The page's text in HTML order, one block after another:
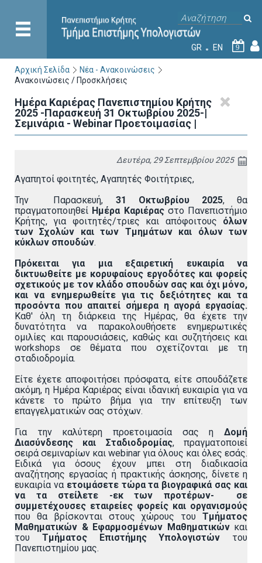
GR EN 9
Αρχική Σελίδα
Νέα - Ανακοινώσεις
Ανακοινώσεις / Προσκλήσεις
Ημέρα Καριέρας Πανεπιστημίου Κρήτης
2025 -Παρασκευή 31 Οκτωβρίου 2025-|
Σεμινάρια - Webinar Προετοιμασίας |
Δευτέρα, 29 Σεπτεμβρίου 2025
Αγαπητοί φοιτητές, Αγαπητές Φοιτήτριες,
Την Παρασκευή, 31 Οκτωβρίου 2025, θα
πραγματοποιηθεί Ημέρα Καριέραςστο Πανεπιστήμιο
Κρήτης, για φοιτητές/τριες και απόφοιτους όλων
των Σχολών και των Τμημάτων και όλων των
κύκλων σπουδών.
Πρόκειται για μια εξαιρετική ευκαιρία να
δικτυωθείτε με κορυφαίους εργοδότες και φορείς
σχετικούς με τον κλάδο σπουδών σας και όχι μόνο,
και να ενημερωθείτε για τις δεξιότητες και τα
προσόντα που απαιτεί σήμερα η αγορά εργασίας.
Καθ' όλη τη διάρκεια της Ημέρας, θα έχετε την
δυνατότητα να παρακολουθήσετε ενημερωτικές
ομιλίες και παρουσιάσεις, καθώς και συζητήσεις και
workshops σε θέματα που σχετίζονται με τη
σταδιοδρομία.
Είτε έχετε αποφοιτήσει πρόσφατα, είτε σπουδάζετε
ακόμη, η Ημέρα Καριέρας είναι ιδανική ευκαιρία για να
κάνετε το πρώτο βήμα για την επίτευξη των
επαγγελματικών σας στόχων.
Για την καλύτερη προετοιμασία σας η Δομή
Διασύνδεσης και Σταδιοδρομίας, πραγματοποιεί
σειρά σεμιναρίων και webinar για όλους και όλες εσάς.
Ειδικά για όσους έχουν μπει στη διαδικασία
αναζήτησης εργασίας ή πρακτικής άσκησης, δίνετε η
ευκαιρία να ετοιμάσετε τώρα τα βιογραφικά σας και
να τα στείλετε -εκ των προτέρων- σε
συμμετέχουσες εταιρείες φορείς και οργανισμούς
που θα βρίσκονται στους χώρους του Τμήματος
Μαθηματικών & Εφαρμοσμένων Μαθηματικώνκαι
του Τμήματος Επιστήμης Υπολογιστών του
Πανεπιστημίου μας.